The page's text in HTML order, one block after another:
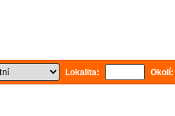
Lokalita: Okolí: